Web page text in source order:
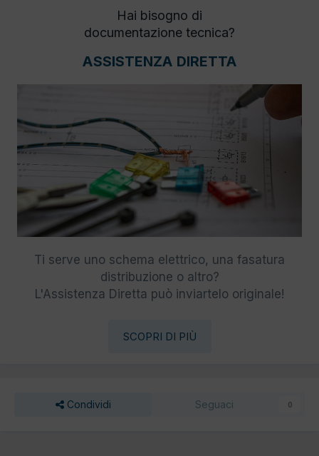
Hai bisogno di
documentazione tecnica?
ASSISTENZA DIRETTA
Ti serve uno schema elettrico, una fasatura
distribuzione o altro?
L'Assistenza Diretta può inviartelo originale!
SCOPRI DI PIÙ
Condividi Seguaci 0